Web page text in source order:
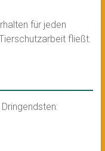
für jeden
fließt.